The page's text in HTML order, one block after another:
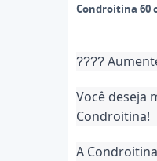
Condroitina 60
????
Você deseja
Condroitina!
A